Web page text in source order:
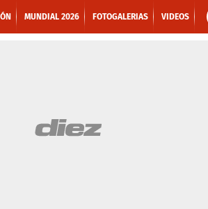
MUNDIAL 2026 FOTOGALERIAS VIDEOS